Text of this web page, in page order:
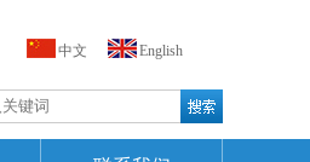
中文 English